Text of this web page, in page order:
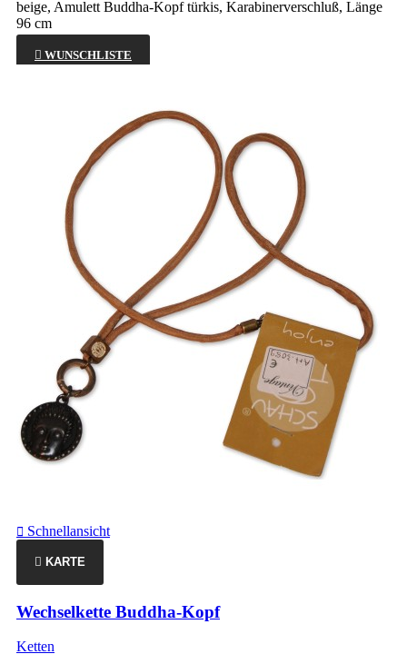
beige, Amulett Buddha-Kopf türkis, Karabinerverschluß, Länge
96 cm
 WUNSCHLISTE
Schnellansicht
 KARTE
Wechselkette Buddha-Kopf
Ketten